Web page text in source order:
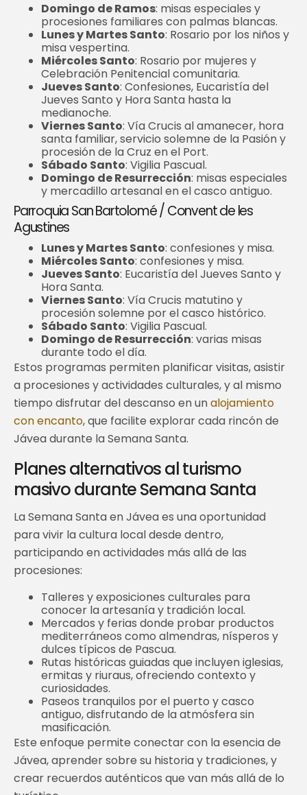
Domingo de Ramos: misas especiales y
procesiones familiares con palmas blancas.
Lunes y Martes Santo: Rosario por los niños y
misa vespertina.
Miércoles Santo: Rosario por mujeres y
Celebración Penitencial comunitaria.
Jueves Santo: Confesiones, Eucaristía del
Jueves Santo y Hora Santa hasta la
medianoche.
Viernes Santo: Vía Crucis al amanecer, hora
santa familiar, servicio solemne de la Pasión y
procesión de la Cruz en el Port.
Sábado Santo: Vigilia Pascual.
Domingo de Resurrección: misas especiales
y mercadillo artesanal en el casco antiguo.
Parroquia San Bartolomé / Convent de les
Agustines
Lunes y Martes Santo: confesiones y misa.
Miércoles Santo: confesiones y misa.
Jueves Santo: Eucaristía del Jueves Santo y
Hora Santa.
Viernes Santo: Vía Crucis matutino y
procesión solemne por el casco histórico.
Sábado Santo: Vigilia Pascual.
Domingo de Resurrección: varias misas
durante todo el día.
Estos programas permiten planificar visitas, asistir
a procesiones y actividades culturales, y al mismo
tiempo disfrutar del descanso en unalojamiento
con encanto, que facilite explorar cada rincón de
Jávea durante la Semana Santa.
Planes alternativos al turismo
masivo durante Semana Santa
La Semana Santa en Jávea es una oportunidad
para vivir la cultura local desde dentro,
participando en actividades más allá de las
procesiones:
Talleres y exposiciones culturales para
conocer la artesanía y tradición local.
Mercados y ferias donde probar productos
mediterráneos como almendras, nísperos y
dulces típicos de Pascua.
Rutas históricas guiadas que incluyen iglesias,
ermitas y riuraus, ofreciendo contexto y
curiosidades.
Paseos tranquilos por el puerto y casco
antiguo, disfrutando de la atmósfera sin
masificación.
Este enfoque permite conectar con la esencia de
Jávea, aprender sobre su historia y tradiciones, y
crear recuerdos auténticos que van más allá de lo